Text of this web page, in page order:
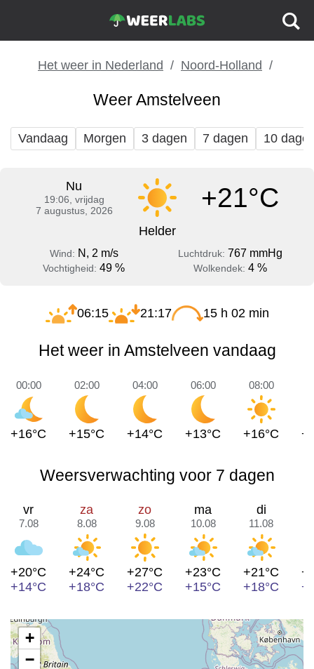
Het weer in Nederland Noord-Holland
Weer Amstelveen
Vandaag Morgen 3 dagen 7 dagen 10
Nu
19:06, vrijdag
7 augustus, 2026
+21°C
Helder
Wind: N, 2 m/s Luchtdruk: 767 mmHg
Vochtigheid: 49 % Wolkendek: 4 %
06:15 21:17 15 h 02 min
Het weer in Amstelveen vandaag
00:00
+16°C
02:00
+15°C
04:00
+14°C
06:00
+13°C
08:00
+16°C
Weersverwachting voor 7 dagen
vr
7.08
+20°C
+14°C
za
8.08
+24°C
+18°C
zo
9.08
+27°C
+22°C
ma
10.08
+23°C
+15°C
di
11.08
+21°C
+18°C
+
−